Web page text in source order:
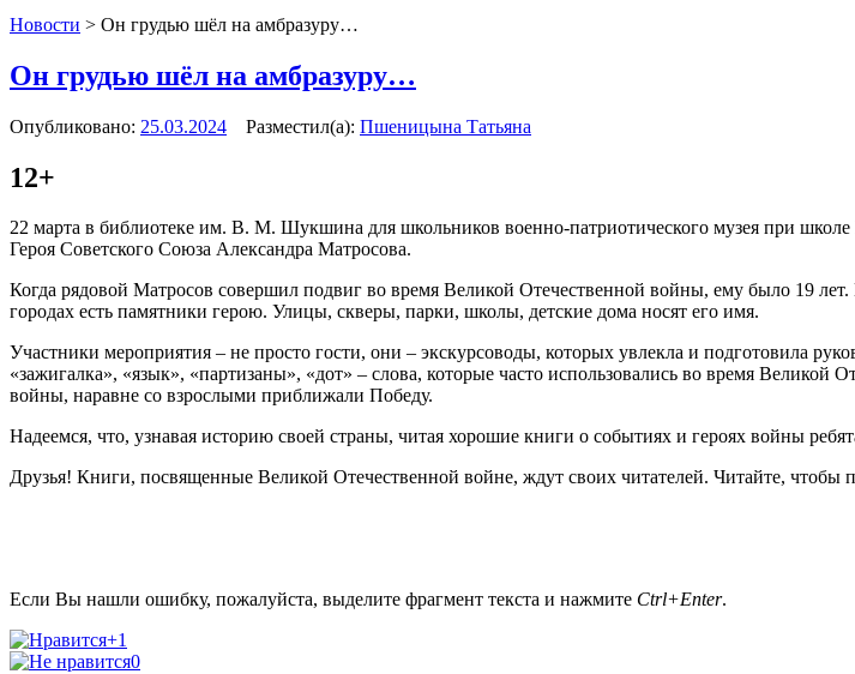
Новости > Он грудью шёл на амбразуру…
Он грудью шёл на амбразуру…
Опубликовано: 25.03.2024 Разместил(а): Пшеницына Татьяна
12+
22 марта в библиотеке им. В. М. Шукшина для школьников военно-патриотического музея при
Героя Советского Союза Александра Матросова.
Когда рядовой Матросов совершил подвиг во время Великой Отечественной войны, ему было 19
городах есть памятники герою. Улицы, скверы, парки, школы, детские дома носят его имя.
Участники мероприятия – не просто гости, они – экскурсоводы, которых увлекла и подготовила
«зажигалка», «язык», «партизаны», «дот» – слова, которые часто использовались во время
войны, наравне со взрослыми приближали Победу.
Надеемся, что, узнавая историю своей страны, читая хорошие книги о событиях и героях войны
Друзья! Книги, посвященные Великой Отечественной войне, ждут своих читателей. Читайте, чтобы
Если Вы нашли ошибку, пожалуйста, выделите фрагмент текста и нажмите Ctrl+Enter.
+1
0